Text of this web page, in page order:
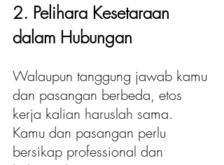
2. Pelihara Kesetaraan
dalam Hubungan
Walaupun tanggung jawab kamu
dan pasangan berbeda, etos
kerja kalian haruslah sama.
Kamu dan pasangan perlu
bersikap professional dan